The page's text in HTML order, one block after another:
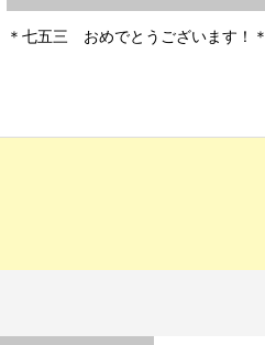
＊七五三 おめでとうございます！＊